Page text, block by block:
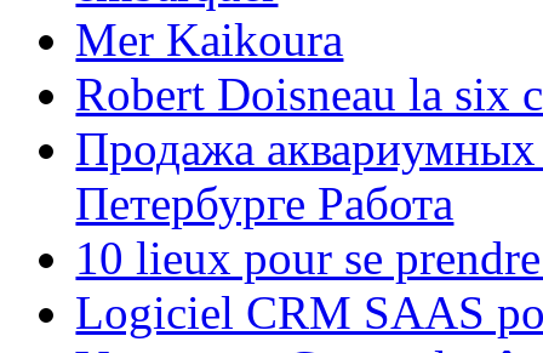
Mer Kaikoura
Robert Doisneau la six
Продажа аквариумных
Петербурге Работа
10 lieux pour se
Logiciel CRM SAAS